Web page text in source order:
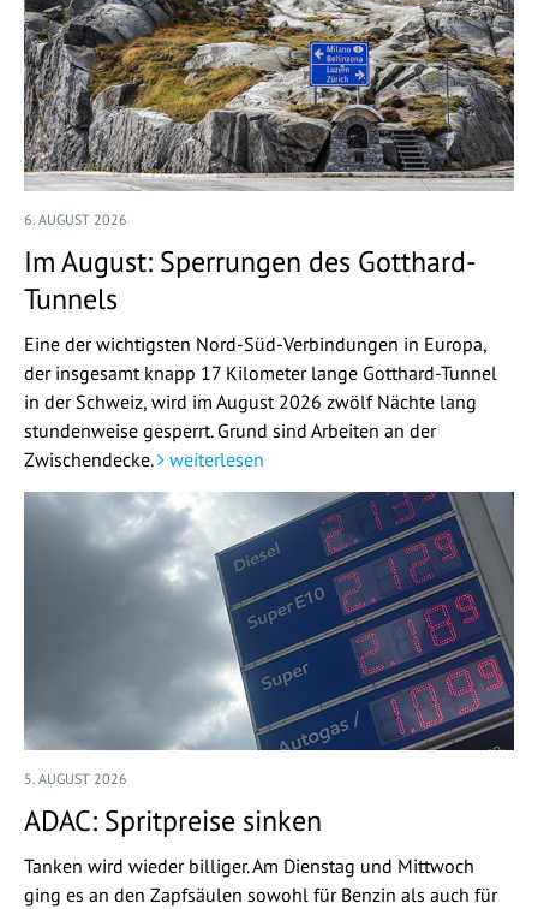
6. AUGUST 2026
Im August: Sperrungen des Gotthard-
Tunnels
Eine der wichtigsten Nord-Süd-Verbindungen in Europa,
der insgesamt knapp 17 Kilometer lange Gotthard-Tunnel
in der Schweiz, wird im August 2026 zwölf Nächte lang
stundenweise gesperrt. Grund sind Arbeiten an der
Zwischendecke.
weiterlesen
5. AUGUST 2026
ADAC: Spritpreise sinken
Tanken wird wieder billiger. Am Dienstag und Mittwoch
ging es an den Zapfsäulen sowohl für Benzin als auch für